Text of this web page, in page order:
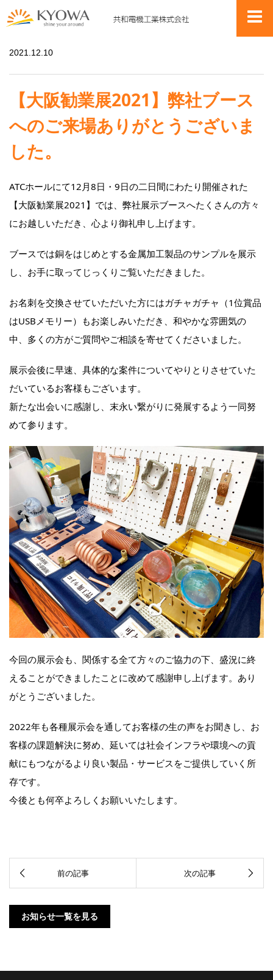
お知らせ
2021.12.10
【大阪勧業展2021】弊社ブース
へのご来場ありがとうございま
した。
ATCホールにて12月8日・9日の二日間にわたり開催された
【大阪勧業展2021】では、弊社展示ブースへたくさんの方々
にお越しいただき、心より御礼申し上げます。
ブースでは銅をはじめとする金属加工製品のサンプルを展示
し、お手に取ってじっくりご覧いただきました。
お名刺を交換させていただいた方にはガチャガチャ（1位賞品
はUSBメモリー）もお楽しみいただき、和やかな雰囲気の
中、多くの方がご質問やご相談を寄せてくださいました。
展示会後に早速、具体的な案件についてやりとりさせていた
だいているお客様もございます。
新たな出会いに感謝し、末永い繋がりに発展するよう一同努
めて参ります。
今回の展示会も、関係する全て方々のご協力の下、盛況に終
えることができましたことに改めて感謝申し上げます。あり
がとうございました。
2022年も各種展示会を通してお客様の生の声をお聞きし、お
客様の課題解決に努め、延いては社会インフラや環境への貢
献にもつながるより良い製品・サービスをご提供していく所
存です。
今後とも何卒よろしくお願いいたします。
お知らせ一覧を見る